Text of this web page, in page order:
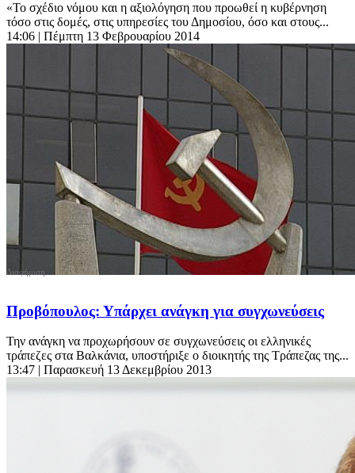
«Το σχέδιο νόμου και η αξιολόγηση που προωθεί η κυβέρνηση
τόσο στις δομές, στις υπηρεσίες του Δημοσίου, όσο και στους...
14:06 | Πέμπτη 13 Φεβρουαρίου 2014
Προβόπουλος: Υπάρχει ανάγκη για συγχωνεύσεις
Την ανάγκη να προχωρήσουν σε συγχωνεύσεις οι ελληνικές
τράπεζες στα Βαλκάνια, υποστήριξε ο διοικητής της Τράπεζας της...
13:47 | Παρασκευή 13 Δεκεμβρίου 2013